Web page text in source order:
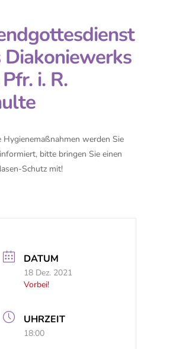
Diakoniewerks
i. R.
Hygienemaßnahmen werden Sie
bitte bringen Sie einen
Schutz mit!
DATUM
18 Dez. 2021
Vorbei!
UHRZEIT
18:00